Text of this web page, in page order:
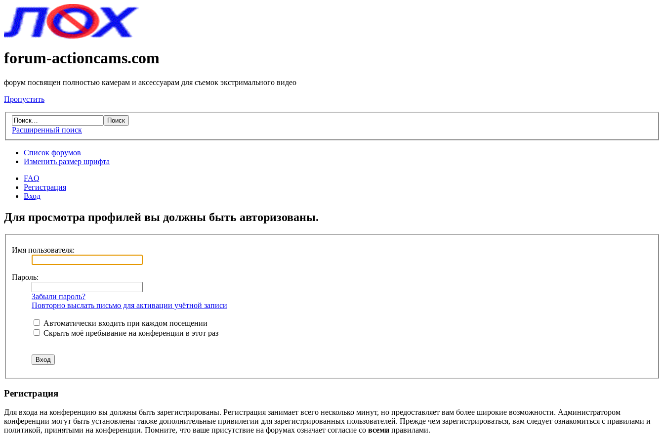
forum-actioncams.com
форум посвящен полностью камерам и аксессуарам для съемок экстримального видео
Пропустить
Расширенный поиск
Список форумов
Изменить размер шрифта
FAQ
Регистрация
Вход
Для просмотра профилей вы должны быть авторизованы.
Имя пользователя:
Пароль:
Забыли пароль?
Повторно выслать письмо для активации учётной записи
Автоматически входить при каждом посещении
Скрыть моё пребывание на конференции в этот раз
Регистрация
Для входа на конференцию вы должны быть зарегистрированы. Регистрация занимает всего несколько минут, но предоставляет вам более широкие возможности. Администратором
конференции могут быть установлены также дополнительные привилегии для зарегистрированных пользователей. Прежде чем зарегистрироваться, вам следует ознакомиться с правилами и
политикой, принятыми на конференции. Помните, что ваше присутствие на форумах означает согласие со всеми правилами.